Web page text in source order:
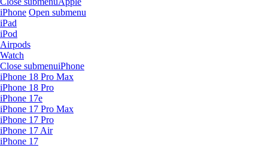
iPhone Open submenu
iPad
iPod
Airpods
Watch
Close submenuiPhone
iPhone 18 Pro Max
iPhone 18 Pro
iPhone 17e
iPhone 17 Pro Max
iPhone 17 Pro
iPhone 17 Air
iPhone 17